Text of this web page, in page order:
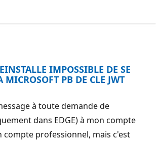
réponses a été acceptée par l’auteur de la
IMPOSSIBLE DE SE
MICROSOFT PB DE CLE JWT
à toute demande de
dans EDGE) à mon compte
compte professionnel, mais c'est